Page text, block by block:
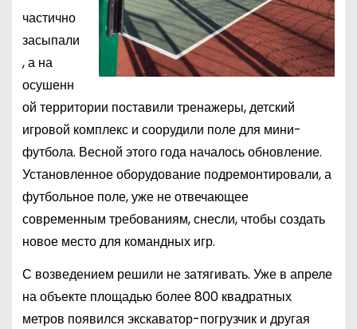
частично
засыпали
, а на
осушенн
ой территории поставили тренажеры, детский
игровой комплекс и соорудили поле для мини-
футбола. Весной этого года началось обновление.
Установленное оборудование подремонтировали, а
футбольное поле, уже не отвечающее
современным требованиям, снесли, чтобы создать
новое место для командных игр.
С возведением решили не затягивать. Уже в апреле
на объекте площадью более 800 квадратных
метров появился экскаватор-погрузчик и другая